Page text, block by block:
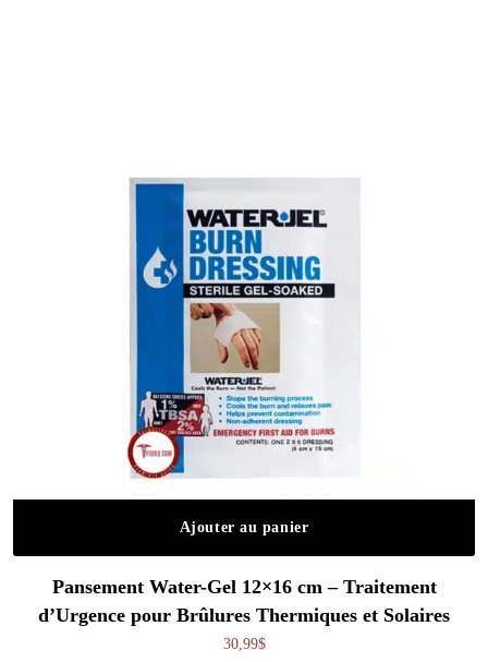
Ajouter au panier
Pansement Water-Gel 12×16 cm – Traitement
d’Urgence pour Brûlures Thermiques et Solaires
30,99$